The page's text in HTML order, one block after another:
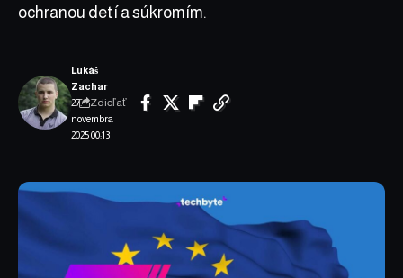
ochranou detí a súkromím.
27.
novembra
2025 00:13
Lukáš
Zachar
Zdieľať